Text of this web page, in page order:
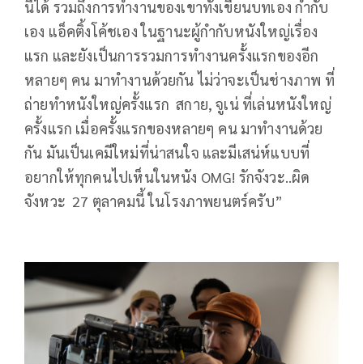
นี้ได้ รวมถึงการทำงานของเขาทั้งเขียนบทเอง กำกับ
เอง แอ็คติ้งโค้ชเอง ในฐานะผู้กำกับหนังใหญ่เรื่อง
แรก และยังเป็นการรวมการทำงานครั้งแรกของอีก
หลายๆ คน มาทำงานด้วยกัน ไม่ว่าจะเป็นช่างภาพ ที่
ถ่ายทำหนังใหญ่ครั้งแรก สกาย, จูเน่ ที่เล่นหนังใหญ่
ครั้งแรก เมื่อครั้งแรกของหลายๆ คน มาทำงานด้วย
กัน มันเป็นเคมีใหม่ที่น่าสนใจ และมีเสน่ห์แบบที่
อยากให้ทุกคนไปเห็นในหนัง OMG! รักจังวะ..ผิด
จังหวะ 27 ตุลาคมนี้ ในโรงภาพยนตร์ครับ”